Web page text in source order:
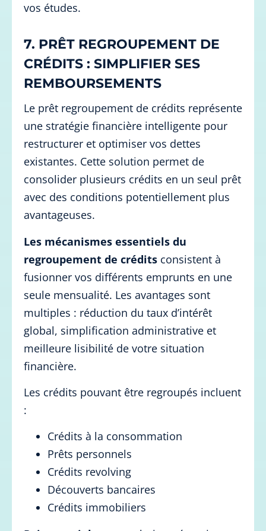
vos études.
7. PRÊT REGROUPEMENT DE
CRÉDITS : SIMPLIFIER SES
REMBOURSEMENTS
Le prêt regroupement de crédits représente
une stratégie financière intelligente pour
restructurer et optimiser vos dettes
existantes. Cette solution permet de
consolider plusieurs crédits en un seul prêt
avec des conditions potentiellement plus
avantageuses.
Les mécanismes essentiels du
regroupement de crédits consistent à
fusionner vos différents emprunts en une
seule mensualité. Les avantages sont
multiples : réduction du taux d’intérêt
global, simplification administrative et
meilleure lisibilité de votre situation
financière.
Les crédits pouvant être regroupés incluent
:
Crédits à la consommation
Prêts personnels
Crédits revolving
Découverts bancaires
Crédits immobiliers